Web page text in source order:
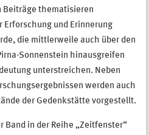
Beiträge thematisieren
und Erinnerung
die mittlerweile auch über den
Sonnenstein hinausgreifen
unterstreichen. Neben
werden auch
der Gedenkstätte vorgestellt.
Band in der Reihe „Zeitfenster“